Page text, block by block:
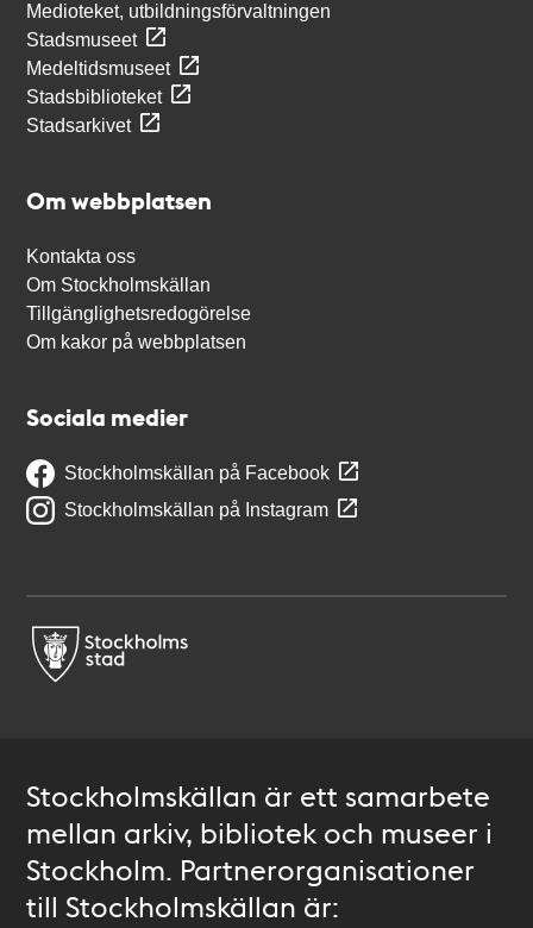
Medioteket, utbildningsförvaltningen
Stadsmuseet
Medeltidsmuseet
Stadsbiblioteket
Stadsarkivet
Om webbplatsen
Kontakta oss
Om Stockholmskällan
Tillgänglighetsredogörelse
Om kakor på webbplatsen
Sociala medier
Stockholmskällan på Facebook
Stockholmskällan på Instagram
Stockholmskällan är ett samarbete
mellan arkiv, bibliotek och museer i
Stockholm. Partnerorganisationer
till Stockholmskällan är: